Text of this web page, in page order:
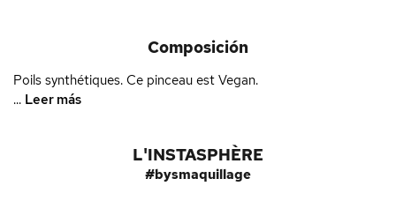
Composición
Poils synthétiques. Ce pinceau est Vegan.
... Leer más
L'INSTASPHÈRE
#bysmaquillage